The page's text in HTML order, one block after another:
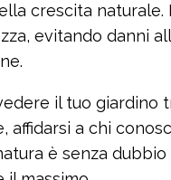
crescita naturale.
evitando danni
il tuo giardino
affidarsi a chi
è senza